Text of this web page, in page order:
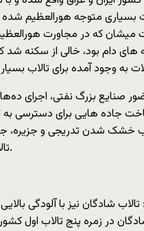
بسیاری متوجه هورالعظیم
که در مجاورت
های دام بود، خالی از سکنه شد
صنایع بزرگ نفتی، اجرای
جاده هایی برای دسترسی به
خشک شدن تدریجی و جزیره،
تالاب شده است.
شادگان نیز با آلودگی
در زمره پنج تالاب اول